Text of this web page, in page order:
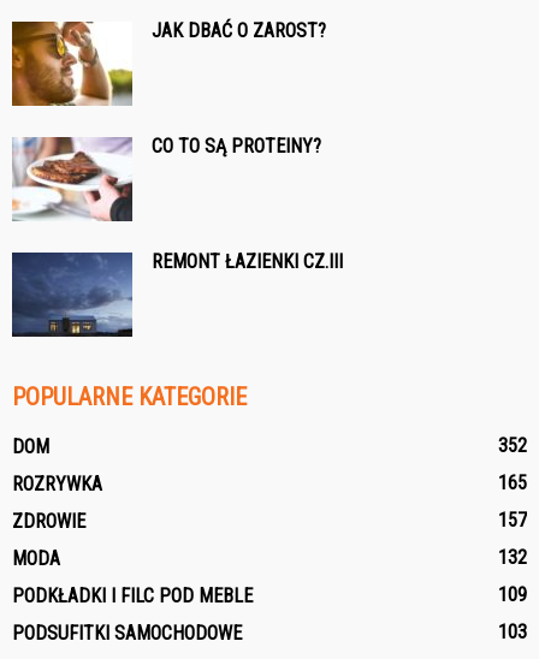
JAK DBAĆ O ZAROST?
CO TO SĄ PROTEINY?
REMONT ŁAZIENKI CZ.III
POPULARNE KATEGORIE
DOM
352
ROZRYWKA
165
ZDROWIE
157
MODA
132
PODKŁADKI I FILC POD MEBLE
109
PODSUFITKI SAMOCHODOWE
103